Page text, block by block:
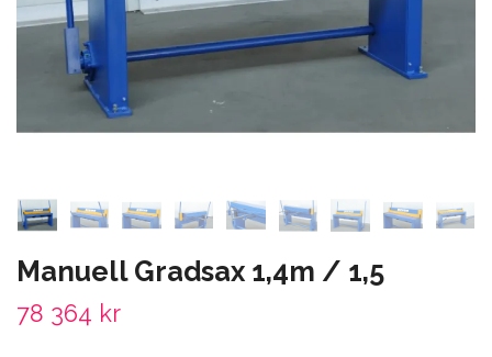
Manuell Gradsax 1,4m / 1,5
78 364 kr